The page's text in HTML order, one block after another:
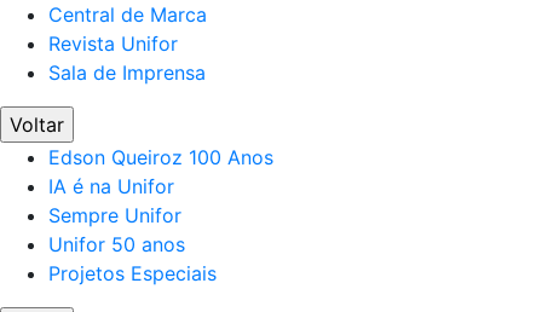
Central de Marca
Revista Unifor
Sala de Imprensa
Voltar
Edson Queiroz 100 Anos
IA é na Unifor
Sempre Unifor
Unifor 50 anos
Projetos Especiais